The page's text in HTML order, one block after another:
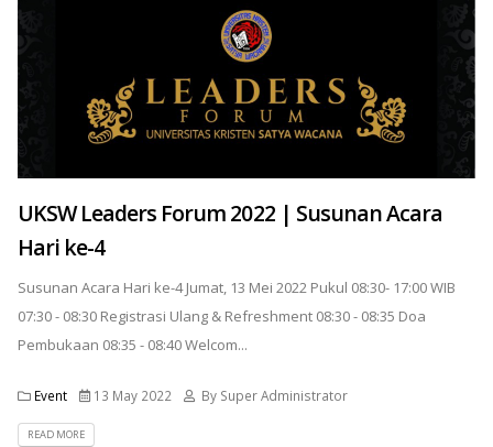
UKSW Leaders Forum 2022 | Susunan Acara
Hari ke-4
Susunan Acara Hari ke-4 Jumat, 13 Mei 2022 Pukul 08:30- 17:00 WIB
07:30 - 08:30 Registrasi Ulang & Refreshment 08:30 - 08:35 Doa
Pembukaan 08:35 - 08:40 Welcom...
Event 13 May 2022 By Super Administrator
READ MORE